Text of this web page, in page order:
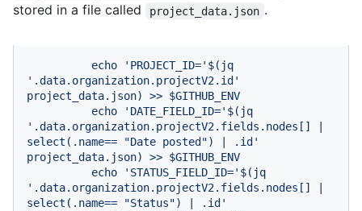
stored in a file called
project_data.json .
echo 'PROJECT_ID=' $(jq
'.data.organization.projectV2.id'
project_data.json)
>> $GITHUB_ENV
echo
'DATE_FIELD_ID=' $(jq
'.data.organization.projectV2.fields.nodes[] |
select(.name== "Date posted") | .id'
project_data.json)
>> $GITHUB_ENV
echo
'STATUS_FIELD_ID=' $(jq
'.data.organization.projectV2.fields.nodes[] |
select(.name== "Status") | .id'